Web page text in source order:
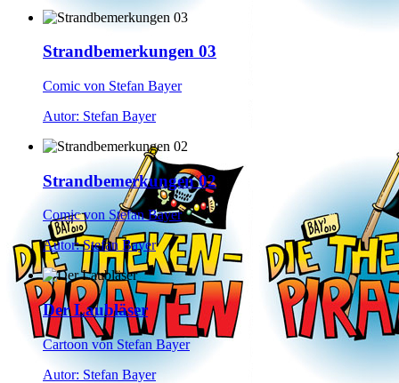
Strandbemerkungen 03
Comic von Stefan Bayer
Autor: Stefan Bayer
Strandbemerkungen 02
Comic von Stefan Bayer
Autor: Stefan Bayer
Der Laubläser
Cartoon von Stefan Bayer
Autor: Stefan Bayer